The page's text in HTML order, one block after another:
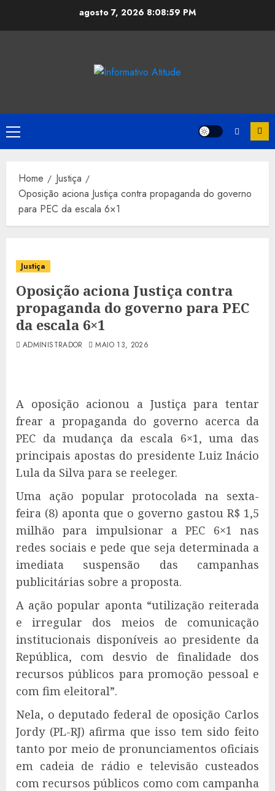
agosto 7, 2026 8:09:00 PM
Primary
Menu
Home
Justiça
Oposição aciona Justiça contra propaganda do governo
para PEC da escala 6×1
Justiça
Oposição aciona Justiça contra
propaganda do governo para PEC
da escala 6×1
ADMINISTRADOR MAIO 13, 2026
A oposição acionou a Justiça para tentar
frear a propaganda do governo acerca da
PEC da mudança da escala 6×1, uma das
principais apostas do presidente Luiz Inácio
Lula da Silva para se reeleger.
Uma ação popular protocolada na sexta-
feira (8) aponta que o governo gastou R$ 1,5
milhão para impulsionar a PEC 6×1 nas
redes sociais e pede que seja determinada a
imediata suspensão das campanhas
publicitárias sobre a proposta.
A ação popular aponta “utilização reiterada
e irregular dos meios de comunicação
institucionais disponíveis ao presidente da
República, com desvio de finalidade dos
recursos públicos para promoção pessoal e
com fim eleitoral”.
Nela, o deputado federal de oposição Carlos
Jordy (PL-RJ) afirma que isso tem sido feito
tanto por meio de pronunciamentos oficiais
em cadeia de rádio e televisão custeados
com recursos públicos como com campanha